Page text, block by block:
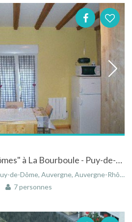
Location "villa des Dômes" à La Bourboule - Puy-de-Dôme - Auvergne
Auvergne, Auvergne-Rhône-Alpes, France
7 personnes